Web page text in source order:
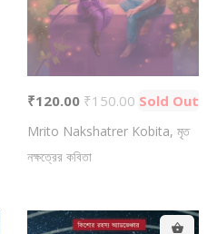
₹120.00 ₹150.00 Sold Out
Mrito Nakshatrer Kobita, মৃত
নক্ষত্রের কবিতা